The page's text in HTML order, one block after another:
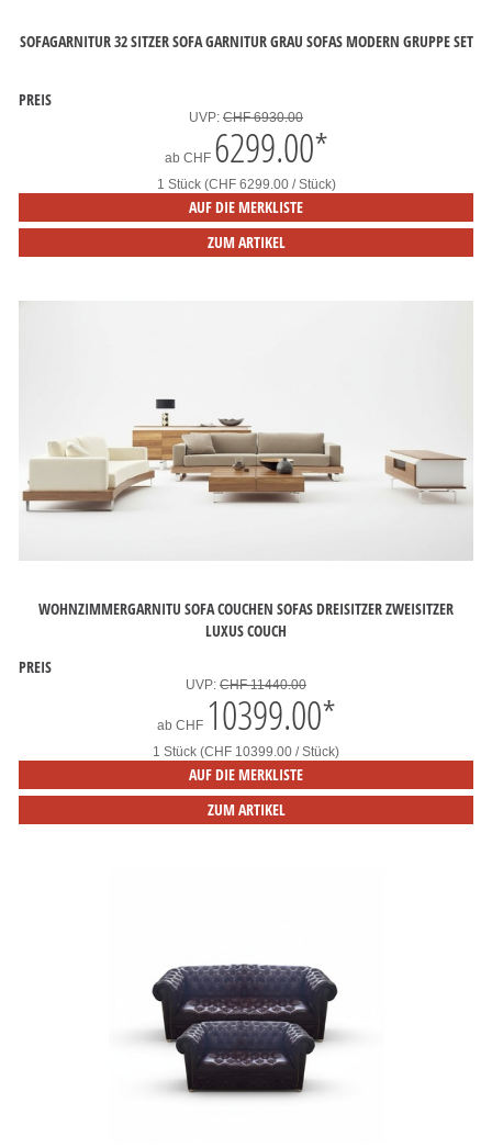
SOFAGARNITUR 32 SITZER SOFA GARNITUR GRAU SOFAS MODERN GRUPPE SET
PREIS
UVP: CHF 6930.00
ab CHF 6299.00*
1 Stück (CHF 6299.00 / Stück)
AUF DIE MERKLISTE
ZUM ARTIKEL
WOHNZIMMERGARNITU SOFA COUCHEN SOFAS DREISITZER ZWEISITZER
LUXUS COUCH
PREIS
UVP: CHF 11440.00
ab CHF 10399.00*
1 Stück (CHF 10399.00 / Stück)
AUF DIE MERKLISTE
ZUM ARTIKEL